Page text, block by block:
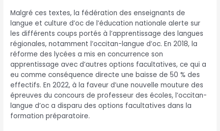
Malgré ces textes, la fédération des enseignants de
langue et culture d’oc de l’éducation nationale alerte sur
les différents coups portés à l’apprentissage des langues
régionales, notamment l’occitan-langue d’oc. En 2018, la
réforme des lycées a mis en concurrence son
apprentissage avec d’autres options facultatives, ce qui a
eu comme conséquence directe une baisse de 50 % des
effectifs. En 2022, à la faveur d’une nouvelle mouture des
épreuves du concours de professeur des écoles, l’occitan-
langue d’oc a disparu des options facultatives dans la
formation préparatoire.